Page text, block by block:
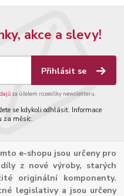
akce a slevy!
Přihlásit se
za účelem rozesílky newsletteru.
se kdykoli odhlásit. Informace
za měsíc.
e-shopu jsou určeny pro
z nové výroby, starých
originální komponenty.
legislativy a jsou určeny